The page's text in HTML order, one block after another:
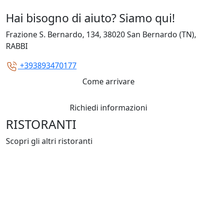
Hai bisogno di aiuto? Siamo qui!
Frazione S. Bernardo, 134, 38020 San Bernardo (TN),
RABBI
+393893470177
Come arrivare
Richiedi informazioni
RISTORANTI
Scopri gli altri ristoranti